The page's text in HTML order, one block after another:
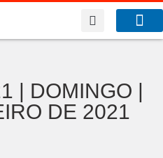
| DOMINGO |
DE 2021